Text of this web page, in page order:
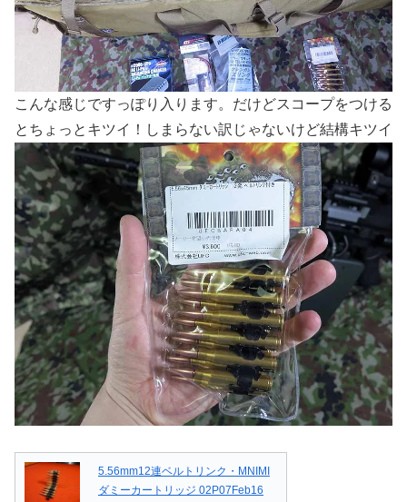
こんな感じですっぽり入ります。だけどスコープをつける
とちょっとキツイ！しまらない訳じゃないけど結構キツイ
5.56mm12連ベルトリンク・MNIMI
ダミーカートリッジ 02P07Feb16